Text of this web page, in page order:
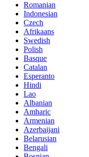
Romanian
Indonesian
Czech
Afrikaans
Swedish
Polish
Basque
Catalan
Esperanto
Hindi
Lao
Albanian
Amharic
Armenian
Azerbaijani
Belarusian
Bengali